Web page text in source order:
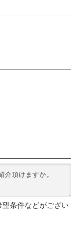
条件などがござい